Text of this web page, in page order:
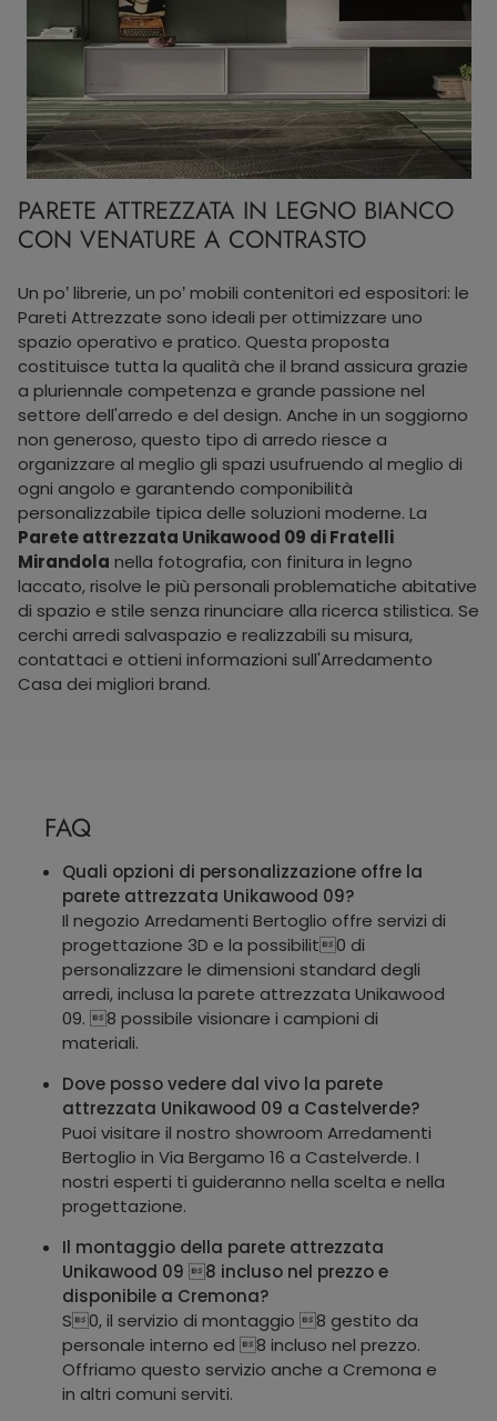
PARETE ATTREZZATA IN LEGNO BIANCO
CON VENATURE A CONTRASTO
Un po’ librerie, un po’ mobili contenitori ed espositori: le
Pareti Attrezzate sono ideali per ottimizzare uno
spazio operativo e pratico. Questa proposta
costituisce tutta la qualità che il brand assicura grazie
a pluriennale competenza e grande passione nel
settore dell'arredo e del design. Anche in un soggiorno
non generoso, questo tipo di arredo riesce a
organizzare al meglio gli spazi usufruendo al meglio di
ogni angolo e garantendo componibilità
personalizzabile tipica delle soluzioni moderne. La
Parete attrezzata Unikawood 09 di Fratelli
Mirandola nella fotografia, con finitura in legno
laccato, risolve le più personali problematiche abitative
di spazio e stile senza rinunciare alla ricerca stilistica. Se
cerchi arredi salvaspazio e realizzabili su misura,
contattaci e ottieni informazioni sull'Arredamento
Casa dei migliori brand.
FAQ
Quali opzioni di personalizzazione offre la
parete attrezzata Unikawood 09?
Il negozio Arredamenti Bertoglio offre servizi di
progettazione 3D e la possibilit0 di
personalizzare le dimensioni standard degli
arredi, inclusa la parete attrezzata Unikawood
09. 8 possibile visionare i campioni di
materiali.
Dove posso vedere dal vivo la parete
attrezzata Unikawood 09 a Castelverde?
Puoi visitare il nostro showroom Arredamenti
Bertoglio in Via Bergamo 16 a Castelverde. I
nostri esperti ti guideranno nella scelta e nella
progettazione.
Il montaggio della parete attrezzata
Unikawood 09 8 incluso nel prezzo e
disponibile a Cremona?
S0, il servizio di montaggio 8 gestito da
personale interno ed 8 incluso nel prezzo.
Offriamo questo servizio anche a Cremona e
in altri comuni serviti.